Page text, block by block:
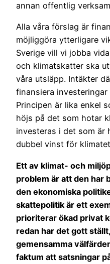
annan offentlig
Alla våra förslag är
möjliggöra ytterligare
Sverige vill vi jobba
och klimatskatter ska
våra utsläpp. Intäkter
finansiera
Principen är lika enkel
höjs på det som hotar
investeras i det som är
dubbel vinst för
Ett av klimat- och
problem är att den har
den ekonomiska
skattepolitik är ett
prioriterar ökad privat
redan har det gott
gemensamma
faktum att satsningar